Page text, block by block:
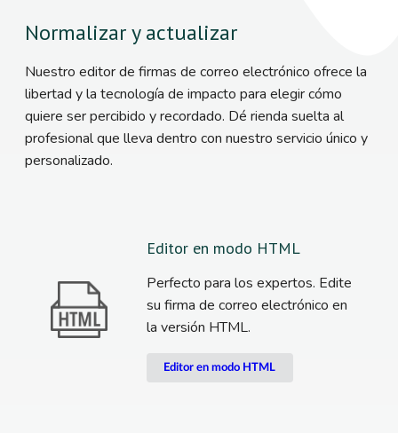
Normalizar y actualizar
Nuestro editor de firmas de correo electrónico ofrece la
libertad y la tecnología de impacto para elegir cómo
quiere ser percibido y recordado. Dé rienda suelta al
profesional que lleva dentro con nuestro servicio único y
personalizado.
Editor en modo HTML
Perfecto para los expertos. Edite
su firma de correo electrónico en
la versión HTML.
Editor en modo HTML